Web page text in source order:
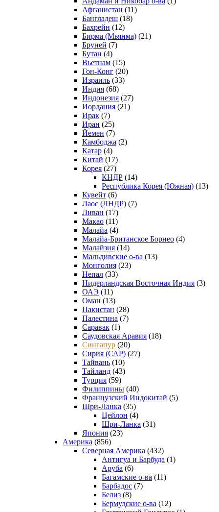
Афганистан (11)
Бангладеш (18)
Бахрейн (12)
Бирма (Мьянма) (21)
Бруней (7)
Бутан (4)
Вьетнам (15)
Гон-Конг (20)
Израиль (33)
Индия (68)
Индонезия (27)
Иордания (21)
Ирак (7)
Иран (25)
Йемен (7)
Камбоджа (2)
Катар (4)
Китай (17)
Корея (27)
КНДР (14)
Республика Корея (Южная) (13)
Кувейт (6)
Лаос (ЛНДР) (7)
Ливан (17)
Макао (11)
Малайа (4)
Малайа-Британское Борнео (4)
Малайзия (14)
Мальдивские о-ва (13)
Монголия (23)
Непал (33)
Нидерландская Восточная Индия (3)
ОАЭ (11)
Оман (13)
Пакистан (28)
Палестина (7)
Саравак (1)
Саудовская Аравия (18)
Сингапур (20)
Сирия (САР) (27)
Тайвань (10)
Тайланд (43)
Турция (59)
Филиппины (40)
Французский Индокитай (5)
Шри-Ланка (35)
Цейлон (4)
Шри-Ланка (31)
Япония (23)
Америка (856)
Северная Америка (432)
Антигуа и Барбуда (1)
Аруба (6)
Багамские о-ва (11)
Барбадос (7)
Белиз (8)
Бермудские о-ва (12)